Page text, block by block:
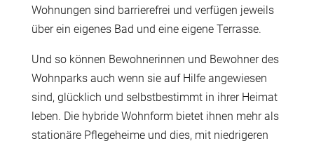
Wohnungen sind barrierefrei und verfügen jeweils
über ein eigenes Bad und eine eigene Terrasse.
Und so können Bewohnerinnen und Bewohner des
Wohnparks auch wenn sie auf Hilfe angewiesen
sind, glücklich und selbstbestimmt in ihrer Heimat
leben. Die hybride Wohnform bietet ihnen mehr als
stationäre Pflegeheime und dies, mit niedrigeren